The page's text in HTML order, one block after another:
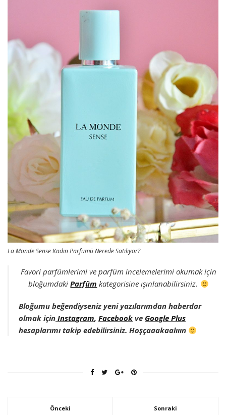
La Monde Sense Kadın Parfümü Nerede Satılıyor?
Favori parfümlerimi ve parfüm incelemelerimi okumak için
bloğumdaki Parfüm kategorisine ışınlanabilirsiniz.
Bloğumu beğendiyseniz yeni yazılarımdan haberdar
olmak için Instagram, Facebook ve Google Plus
hesaplarımı takip edebilirsiniz. Hoşçaaakaalııın
Önceki Sonraki